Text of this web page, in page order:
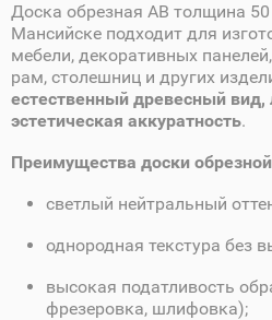
Доска обрезная AB толщина
Мансийске подходит для
мебели, декоративных
рам, столешниц и других
естественный древесный вид,
эстетическая аккуратность.
Преимущества доски
светлый нейтральный
однородная текстура без
высокая податливость
фрезеровка, шлифовка);